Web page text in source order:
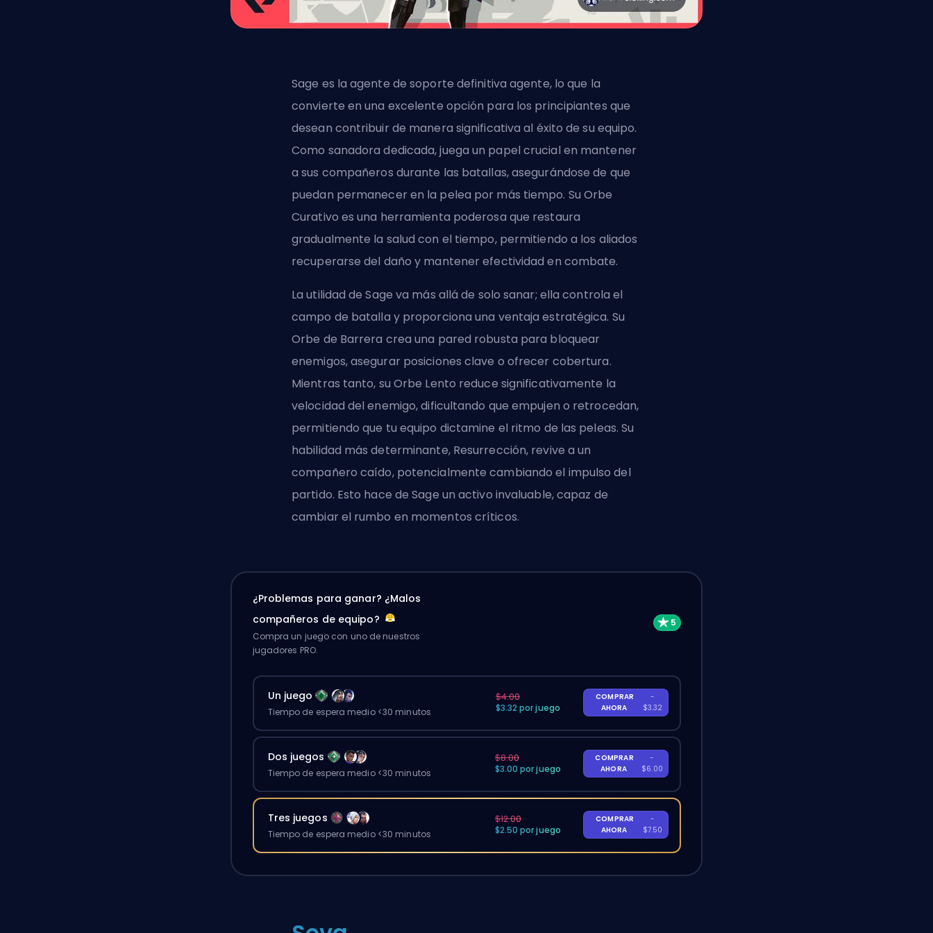
Sage es la agente de soporte definitivaagente, lo que la
convierte en una excelente opción para los principiantes que
desean contribuir de manera significativa al éxito de su equipo.
Como sanadora dedicada, juega un papel crucial en mantener
a sus compañeros durante las batallas, asegurándose de que
puedan permanecer en la pelea por más tiempo. Su Orbe
Curativo es una herramienta poderosa que restaura
gradualmente la salud con el tiempo, permitiendo a los aliados
recuperarse del daño y mantener efectividad en combate.
La utilidad de Sage va más allá de solo sanar; ella controla el
campo de batalla y proporciona una ventaja estratégica. Su
Orbe de Barrera crea una pared robusta para bloquear
enemigos, asegurar posiciones clave o ofrecer cobertura.
Mientras tanto, su Orbe Lento reduce significativamente la
velocidad del enemigo, dificultando que empujen o retrocedan,
permitiendo que tu equipo dictamine el ritmo de las peleas. Su
habilidad más determinante, Resurrección, revive a un
compañero caído, potencialmente cambiando el impulso del
partido. Esto hace de Sage un activo invaluable, capaz de
cambiar el rumbo en momentos críticos.
¿Problemas para ganar? ¿Malos
compañeros de equipo?
Compra un juego con uno de nuestros
jugadores PRO.
Un juego
Tiempo de espera medio <30 minutos
$4.00
$3.32 por juego
COMPRAR
AHORA
-
$3.32
Dos juegos
Tiempo de espera medio <30 minutos
$8.00
$3.00 por juego
COMPRAR
AHORA
-
$6.00
Tres juegos
Tiempo de espera medio <30 minutos
$12.00
$2.50 por juego
COMPRAR
AHORA
-
$7.50